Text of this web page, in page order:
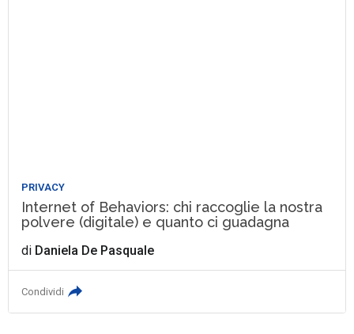
PRIVACY
Internet of Behaviors: chi raccoglie la nostra
polvere (digitale) e quanto ci guadagna
di Daniela De Pasquale
Condividi